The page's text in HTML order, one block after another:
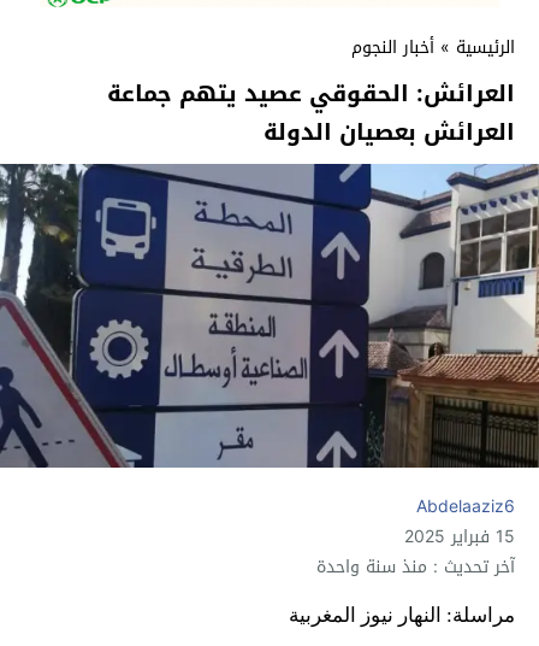
الرئيسية » أخبار النجوم
العرائش: الحقوقي عصيد يتهم جماعة
العرائش بعصيان الدولة
Abdelaaziz6
15 فبراير 2025
آخر تحديث : منذ سنة واحدة
مراسلة: النهار نيوز المغربية